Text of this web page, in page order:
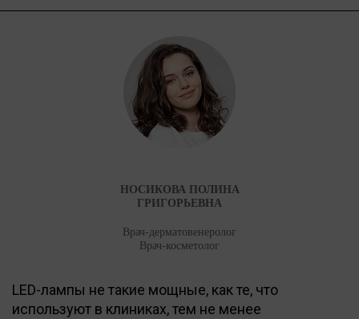
НОСИКОВА ПОЛИНА
ГРИГОРЬЕВНА
Врач-дерматовенеролог
Врач-косметолог
LED-лампы не такие мощные, как те, что
используют в клиниках, тем не менее